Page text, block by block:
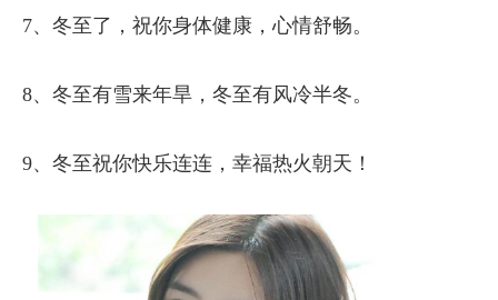
7、冬至了，祝你身体健康，心情舒畅。
8、冬至有雪来年旱，冬至有风冷半冬。
9、冬至祝你快乐连连，幸福热火朝天！